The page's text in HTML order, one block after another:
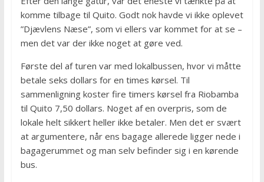
komme tilbage til Quito. Godt nok havde vi ikke oplevet
”Djævlens Næse”, som vi ellers var kommet for at se –
men det var der ikke noget at gøre ved.
Første del af turen var med lokalbussen, hvor vi måtte
betale seks dollars for en times kørsel. Til
sammenligning koster fire timers kørsel fra Riobamba
til Quito 7,50 dollars. Noget af en overpris, som de
lokale helt sikkert heller ikke betaler. Men det er svært
at argumentere, når ens bagage allerede ligger nede i
bagagerummet og man selv befinder sig i en kørende
bus.